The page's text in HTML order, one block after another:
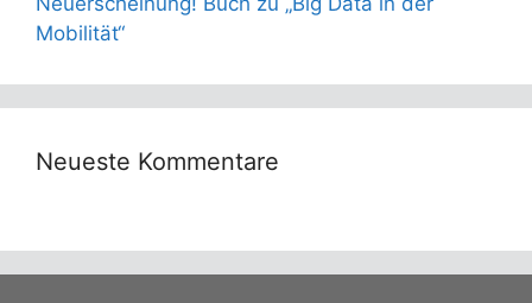
Mobilität“
Neueste Kommentare